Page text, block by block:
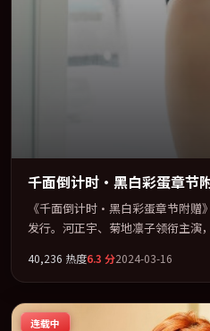
千面倒计时·黑白彩蛋章节
《千面倒计时·黑白彩蛋章节附赠
发行。河正宇、菊地凛子领衔主演
类型为骨架，在叙事、表演与视听
内地院线及主流平台同步亮相，
喜欢强情节与人物弧光的观众完整
40,236 热度6.3 分2024-03-16
连载中